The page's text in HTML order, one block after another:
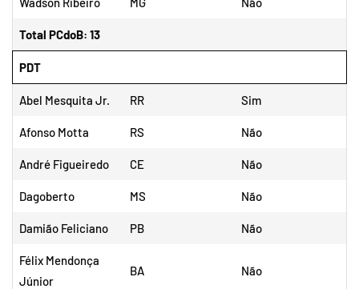
Total PCdoB: 13
PDT
Abel Mesquita Jr. RR Sim
Afonso Motta RS Não
André Figueiredo CE Não
Dagoberto MS Não
Damião Feliciano PB Não
Félix Mendonça
Júnior
BA Não